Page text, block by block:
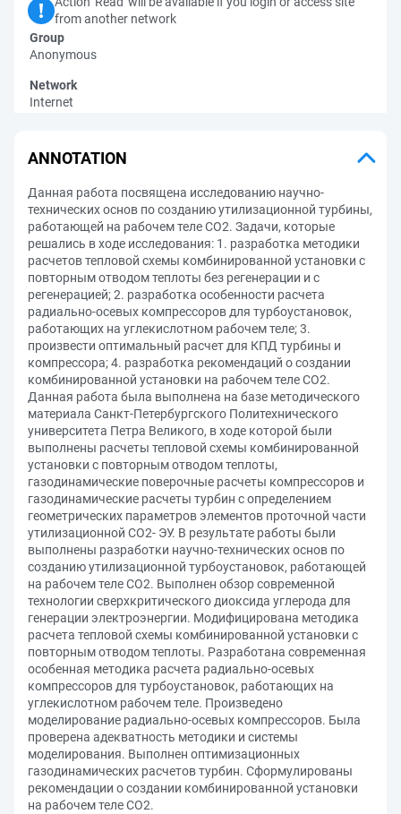
from another network
Group
Anonymous
Network
Internet
ANNOTATION
Данная работа посвящена исследованию научно-
технических основ по созданию утилизационной турбины,
работающей на рабочем теле СО2. Задачи, которые
решались в ходе исследования: 1. разработка методики
расчетов тепловой схемы комбинированной установки с
повторным отводом теплоты без регенерации и с
регенерацией; 2. разработка особенности расчета
радиально-осевых компрессоров для турбоустановок,
работающих на углекислотном рабочем теле; 3.
произвести оптимальный расчет для КПД турбины и
компрессора; 4. разработка рекомендаций о создании
комбинированной установки на рабочем теле СО2.
Данная работа была выполнена на базе методического
материала Санкт-Петербургского Политехнического
университета Петра Великого, в ходе которой были
выполнены расчеты тепловой схемы комбинированной
установки с повторным отводом теплоты,
газодинамические поверочные расчеты компрессоров и
газодинамические расчеты турбин с определением
геометрических параметров элементов проточной части
утилизационной СО2- ЭУ. В результате работы были
выполнены разработки научно-технических основ по
созданию утилизационной турбоустановок, работающей
на рабочем теле СО2. Выполнен обзор современной
технологии сверхкритического диоксида углерода для
генерации электроэнергии. Модифицирована методика
расчета тепловой схемы комбинированной установки с
повторным отводом теплоты. Разработана современная
особенная методика расчета радиально-осевых
компрессоров для турбоустановок, работающих на
углекислотном рабочем теле. Произведено
моделирование радиально-осевых компрессоров. Была
проверена адекватность методики и системы
моделирования. Выполнен оптимизационных
газодинамических расчетов турбин. Сформулированы
рекомендации о создании комбинированной установки
на рабочем теле СО2.